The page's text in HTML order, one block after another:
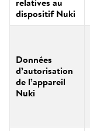
dispositif Nuki
Données
d’autorisation
de l’appareil
Nuki